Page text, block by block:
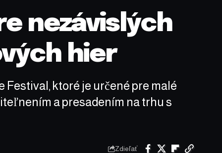
nezávislých
hier
ktoré je určené pre malé
a presadením na trhu s
Zdieľať